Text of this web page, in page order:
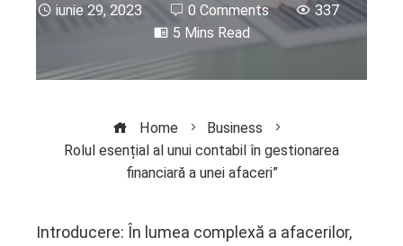
iunie 29, 2023 0 Comments
337
5 Mins Read
Home
Business
Rolul esențial al unui contabil în gestionarea
financiară a unei afaceri”
Introducere: În lumea complexă a afacerilor,